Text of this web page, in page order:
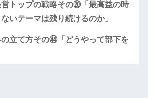
トップの戦略その⑳「最高益の時
いテーマは残り続けるのか」
立て方その㊹「どうやって部下を